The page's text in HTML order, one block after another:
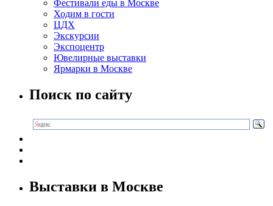
Фестивали еды в Москве
Ходим в гости
ЦДХ
Экскурсии
Экспоцентр
Ювелирные выставки
Ярмарки в Москве
Поиск по сайту
Выставки в Москве